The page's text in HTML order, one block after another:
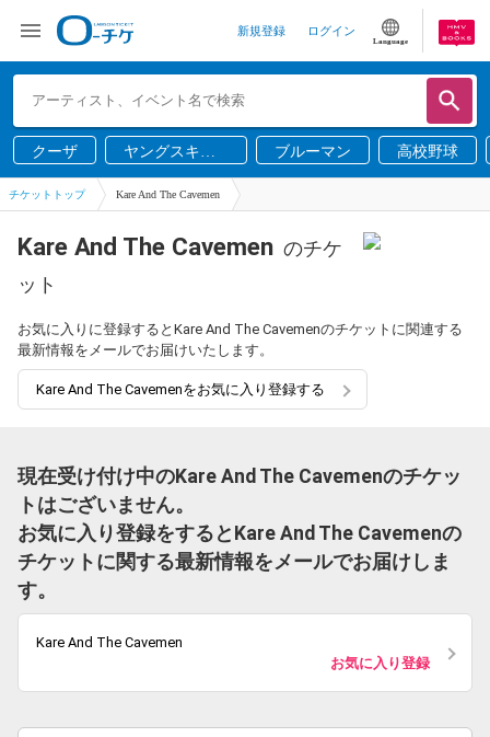
新規登録 ログイン
Language
クーザ
ヤングスキニ
ー
ブルーマン 高校野球
チケットトップ Kare And The Cavemen
Kare And The Cavemen のチケ
ット
お気に入りに登録するとKare And The Cavemenのチケットに関連する
最新情報をメールでお届けいたします。
Kare And The Cavemenをお気に入り登録する
現在受け付け中のKare And The Cavemenのチケッ
トはございません。
お気に入り登録をするとKare And The Cavemenの
チケットに関する最新情報をメールでお届けしま
す。
Kare And The Cavemen
お気に入り登録